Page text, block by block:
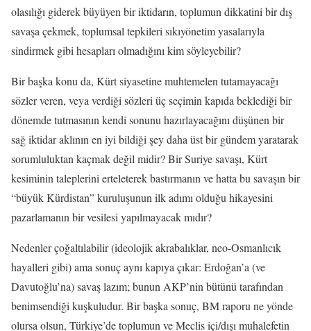
olasılığı giderek büyüyen bir iktidarın, toplumun dikkatini bir dış
savaşa çekmek, toplumsal tepkileri sıkıyönetim yasalarıyla
sindirmek gibi hesapları olmadığını kim söyleyebilir?
Bir başka konu da, Kürt siyasetine muhtemelen tutamayacağı
sözler veren, veya verdiği sözleri üç seçimin kapıda beklediği bir
dönemde tutmasının kendi sonunu hazırlayacağını düşünen bir
sağ iktidar aklının en iyi bildiği şey daha üst bir gündem yaratarak
sorumluluktan kaçmak değil midir? Bir Suriye savaşı, Kürt
kesiminin taleplerini erteleterek bastırmanın ve hatta bu savaşın bir
“büyük Kürdistan” kuruluşunun ilk adımı olduğu hikayesini
pazarlamanın bir vesilesi yapılmayacak mıdır?
Nedenler çoğaltılabilir (ideolojik akrabalıklar, neo-Osmanlıcık
hayalleri gibi) ama sonuç aynı kapıya çıkar: Erdoğan’a (ve
Davutoğlu’na) savaş lazım; bunun AKP’nin bütünü tarafından
benimsendiği kuşkuludur. Bir başka sonuç, BM raporu ne yönde
olursa olsun, Türkiye’de toplumun ve Meclis içi/dışı muhalefetin